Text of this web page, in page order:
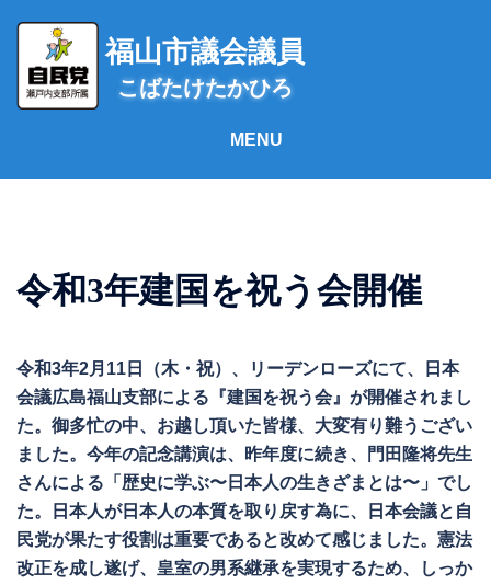
ス
福山市議会議員
こばたけたかひろ
令和3年建国を祝う会開催
令和3年2月11日（木・祝）、リーデンローズにて、日本
会議広島福山支部による『建国を祝う会』が開催されまし
た。御多忙の中、お越し頂いた皆様、大変有り難うござい
ました。今年の記念講演は、昨年度に続き、門田隆将先生
さんによる「歴史に学ぶ〜日本人の生きざまとは〜」でし
た。日本人が日本人の本質を取り戻す為に、日本会議と自
民党が果たす役割は重要であると改めて感じました。憲法
改正を成し遂げ、皇室の男系継承を実現するため、しっか